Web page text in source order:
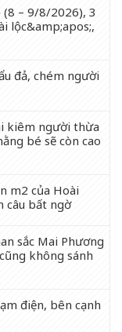
– 9/8/2026), 3
lộc&amp;apos;,
đả, chém người
kiêm người thừa
bé sẽ còn cao
m2 của Hoài
câu bất ngờ
sắc Mai Phương
không sánh
điện, bên cạnh